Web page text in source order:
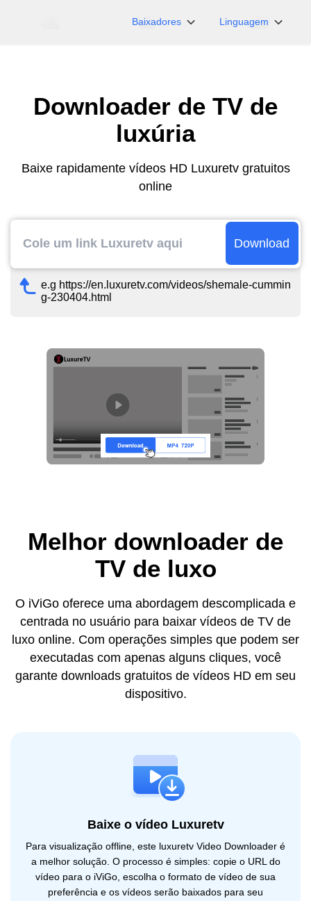
Baixadores
iFunny
OnlyFans
Myfans
....e mais sites
Linguagem
Español
한국어
Downloader de TV de
luxúria
Baixe rapidamente vídeos HD Luxuretv gratuitos
online
Download
e.g https://en.luxuretv.com/videos/shemale-cummin
g-230404.html
Melhor downloader de
TV de luxo
O iViGo oferece uma abordagem descomplicada e
centrada no usuário para baixar vídeos de TV de
luxo online. Com operações simples que podem ser
executadas com apenas alguns cliques, você
garante downloads gratuitos de vídeos HD em seu
dispositivo.
Baixe o vídeo Luxuretv
Para visualização offline, este luxuretv Video Downloader é
a melhor solução. O processo é simples: copie o URL do
vídeo para o iViGo, escolha o formato de vídeo de sua
preferência e os vídeos serão baixados para seu